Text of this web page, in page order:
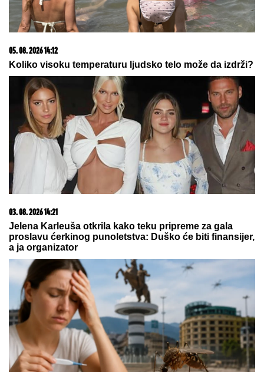
ostavio je ženi: "Ako ne bude u stanju da raspolaže
imovinom, neka sve rasproda"
KO JE ALEKSANDRA KOJU JE
DRAGAN STANKOVIĆ VERIO NAKON
3 MESECA Sa Jovanom bio skoro
dve godine, pa usledio krah: "Mnogo
me je koštala ta veza"
KAMION SA PRIKOLICOM POKOSIO
PUTARE!
Detalji stravične nesreće
kod Šapca: Radili na održavanju